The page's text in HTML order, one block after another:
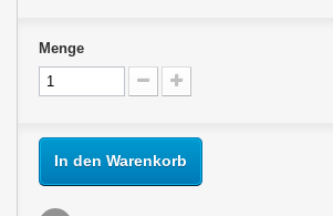
Menge
In den Warenkorb